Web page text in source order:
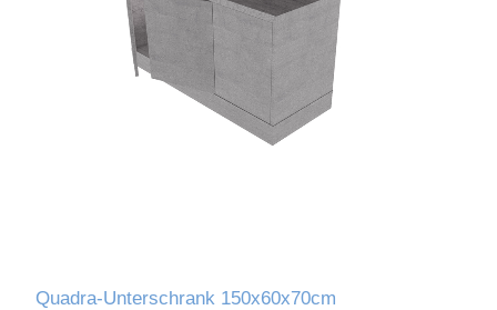
Quadra-Unterschrank 150x60x70cm